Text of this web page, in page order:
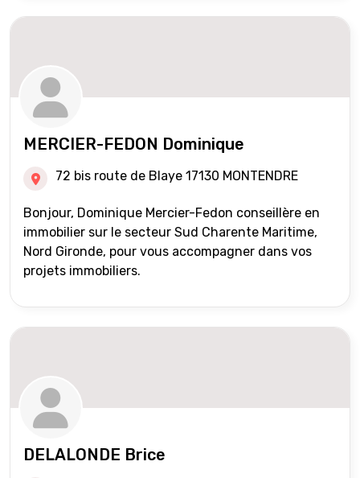
MERCIER-FEDON Dominique
72 bis route de Blaye 17130 MONTENDRE
Bonjour, Dominique Mercier-Fedon conseillère en
immobilier sur le secteur Sud Charente Maritime,
Nord Gironde, pour vous accompagner dans vos
projets immobiliers.
DELALONDE Brice